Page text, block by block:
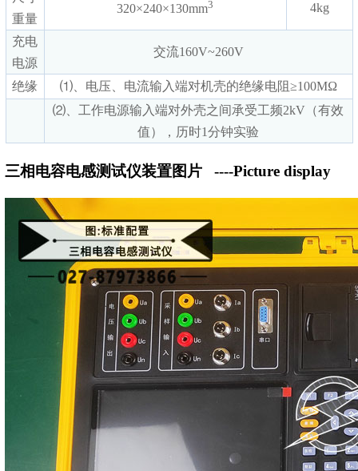
重量
320×240×130mm3 4kg
充电
电源
交流160V~260V
绝缘
⑴、电压、电流输入端对机壳的绝缘电阻≥100MΩ
⑵、工作电源输入端对外壳之间承受工频2kV（有效
值），历时1分钟实验
三相电容电感测试仪装置图片 ----Picture display